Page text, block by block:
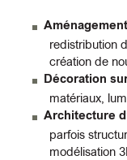
redistribution
création de
Décoration
matériaux,
Architecture
parfois
modélisation